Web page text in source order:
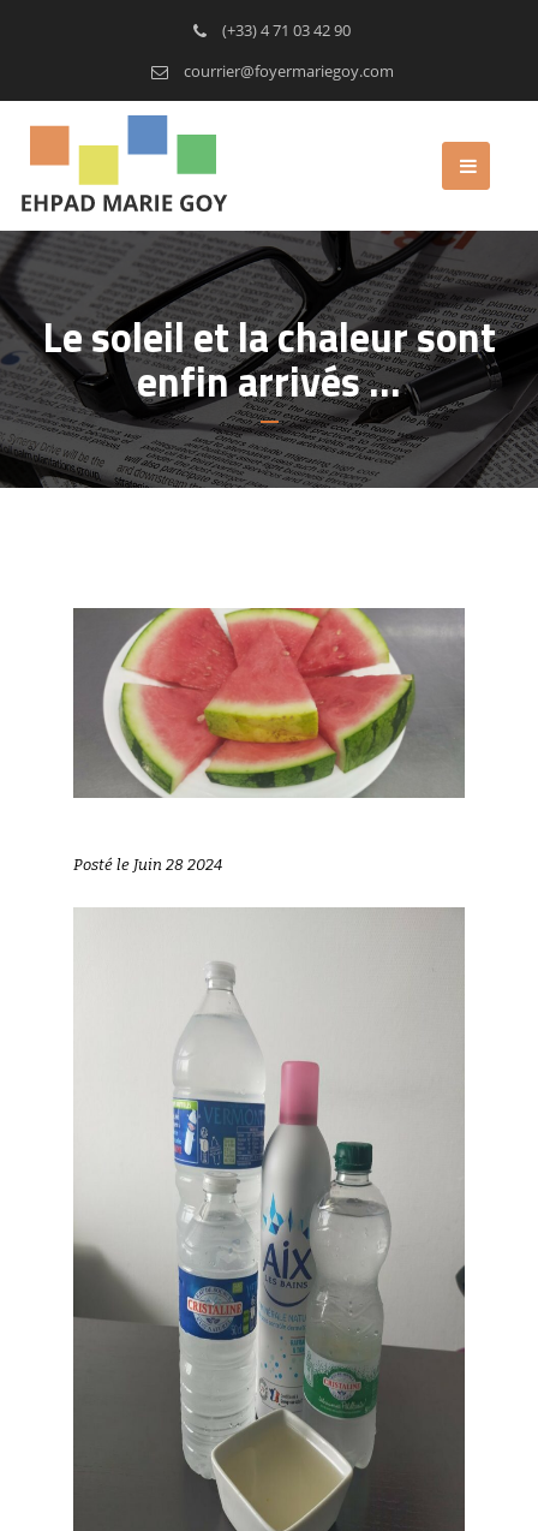
(+33) 4 71 03 42 90
courrier@foyermariegoy.com
Le soleil et la chaleur sont
enfin arrivés …
Posté le Juin 28 2024